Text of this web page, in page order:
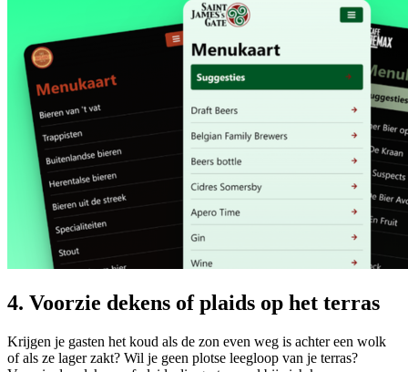
4. Voorzie dekens of plaids op het terras
Krijgen je gasten het koud als de zon even weg is achter een wolk
of als ze lager zakt? Wil je geen plotse leegloop van je terras?